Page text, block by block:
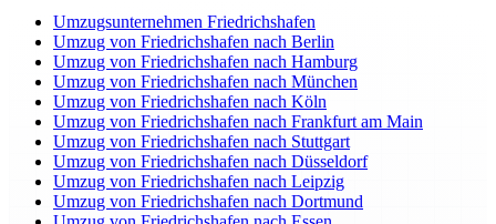
Umzugsunternehmen Friedrichshafen
Umzug von Friedrichshafen nach Berlin
Umzug von Friedrichshafen nach Hamburg
Umzug von Friedrichshafen nach München
Umzug von Friedrichshafen nach Köln
Umzug von Friedrichshafen nach Frankfurt am Main
Umzug von Friedrichshafen nach Stuttgart
Umzug von Friedrichshafen nach Düsseldorf
Umzug von Friedrichshafen nach Leipzig
Umzug von Friedrichshafen nach Dortmund